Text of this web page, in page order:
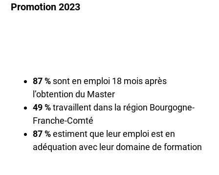
Promotion 2023
87 % sont en emploi 18 mois après
l’obtention du Master
49 %travaillent dans la région Bourgogne-
Franche-Comté
87 %estiment que leur emploi est en
adéquation avec leur domaine de formation